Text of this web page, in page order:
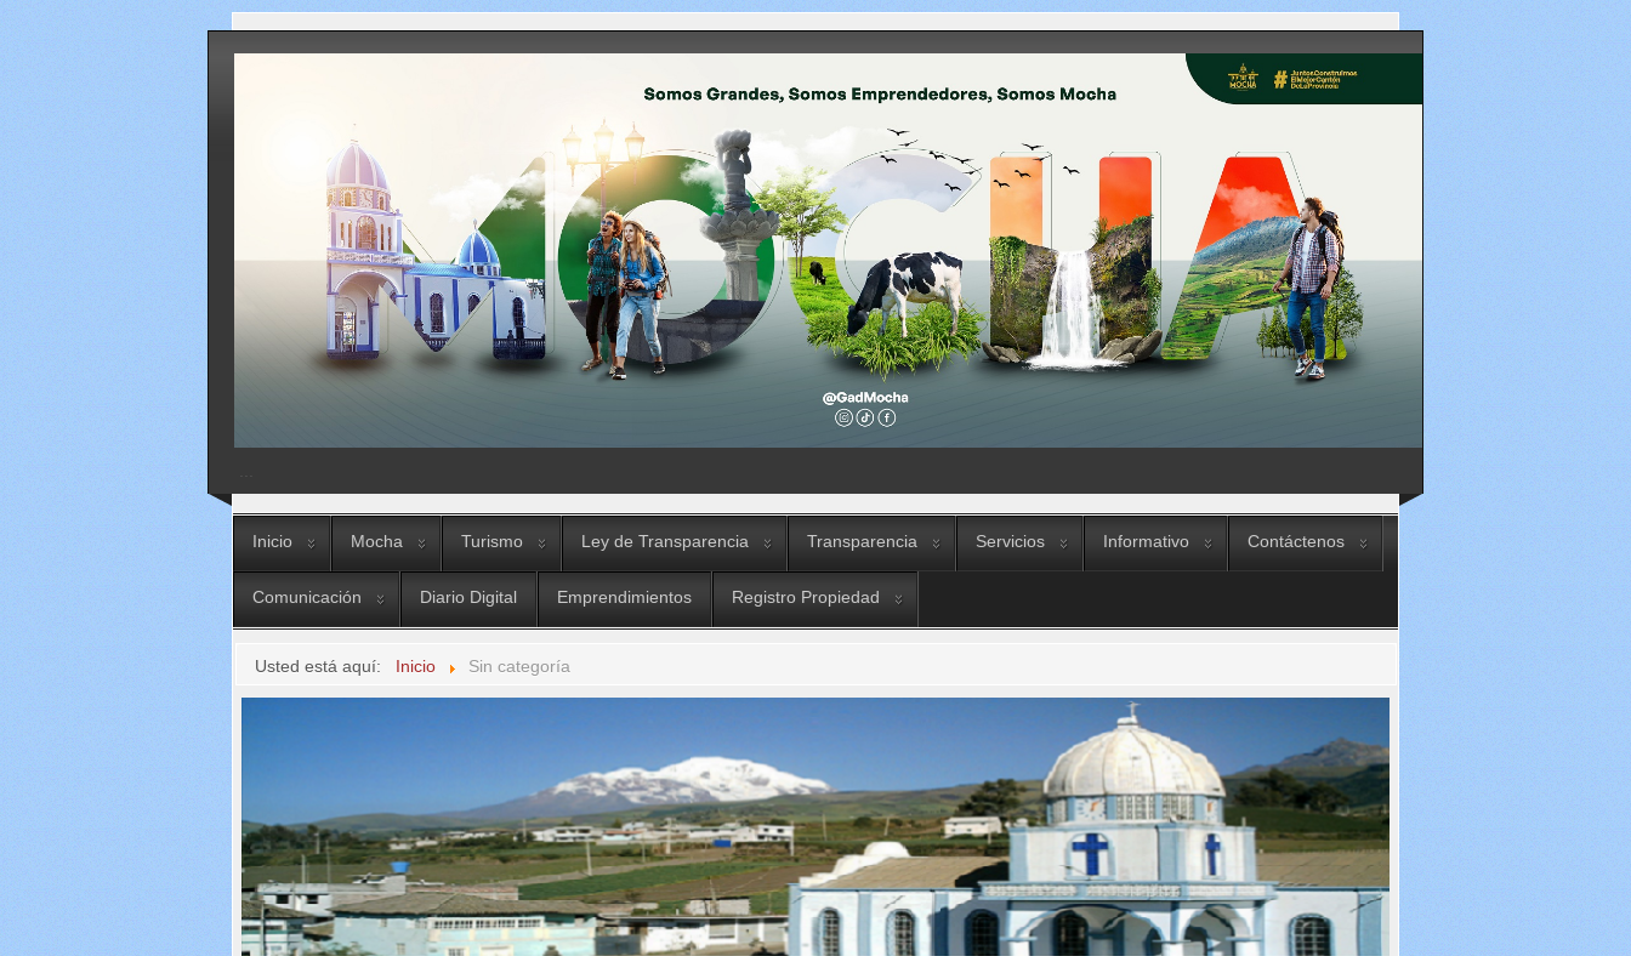
Inicio Mocha Turismo Ley de Transparencia Transparencia Servicios Informativo Contáctenos
Comunicación Diario Digital Emprendimientos Registro Propiedad
Usted está aquí: Inicio Sin categoría